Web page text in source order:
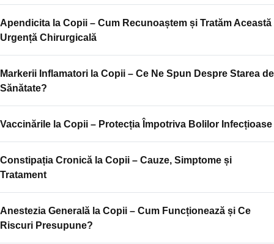
Apendicita la Copii – Cum Recunoaștem și Tratăm Această
Urgență Chirurgicală
Markerii Inflamatori la Copii – Ce Ne Spun Despre Starea de
Sănătate?
Vaccinările la Copii – Protecția Împotriva Bolilor Infecțioase
Constipația Cronică la Copii – Cauze, Simptome și
Tratament
Anestezia Generală la Copii – Cum Funcționează și Ce
Riscuri Presupune?